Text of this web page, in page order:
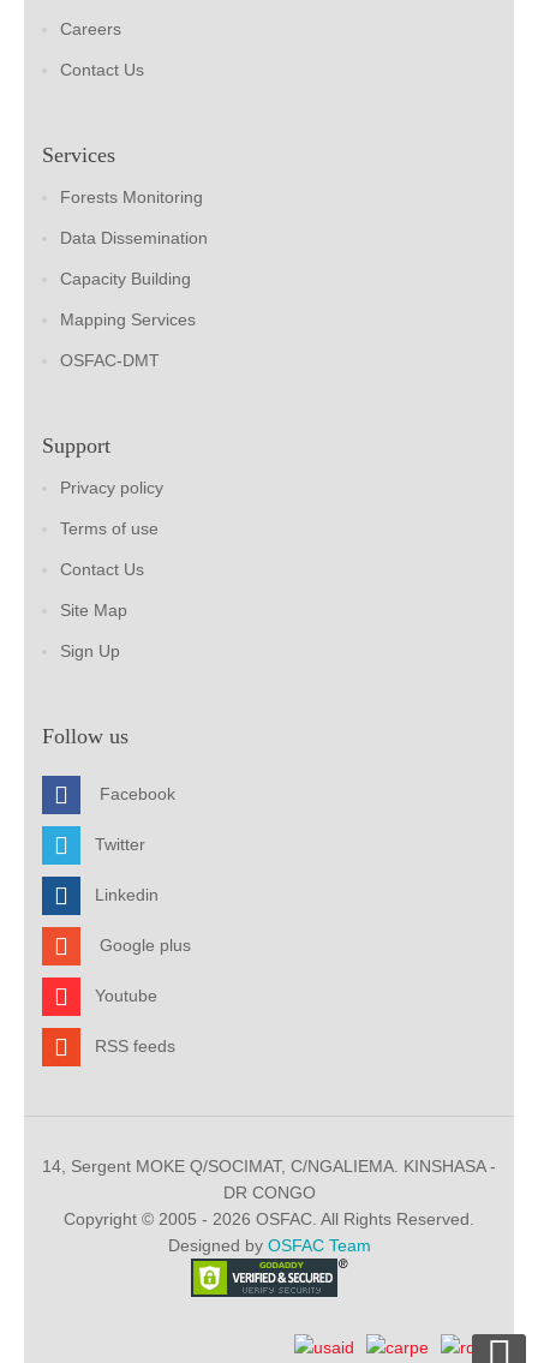
Careers
Contact Us
Services
Forests Monitoring
Data Dissemination
Capacity Building
Mapping Services
OSFAC-DMT
Support
Privacy policy
Terms of use
Contact Us
Site Map
Sign Up
Follow us
Facebook
Twitter
Linkedin
Google plus
Youtube
RSS feeds
14, Sergent MOKE Q/SOCIMAT, C/NGALIEMA. KINSHASA -
DR CONGO
Copyright © 2005 - 2026 OSFAC. All Rights Reserved.
Designed by OSFAC Team